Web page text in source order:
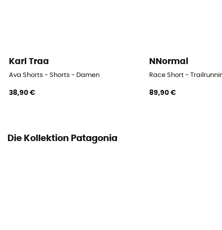
Kari Traa
Ava Shorts - Shorts - Damen
38,90 €
NNormal
Race Short -
89,90 €
Die Kollektion Patagonia